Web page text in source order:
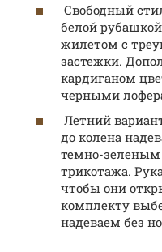
Свободный
белой
жилетом с
застежки.
кардиганом
черными
Летний
до колена
темно-зеленым
трикотажа.
чтобы они
комплекту
надеваем без